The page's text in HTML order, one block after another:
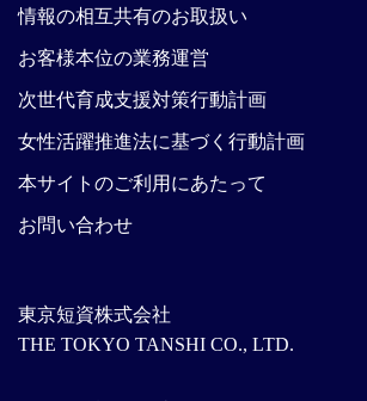
東京短資株式会社
THE TOKYO TANSHI CO., LTD.
情報の相互共有のお取扱い
お客様本位の業務運営
次世代育成支援対策行動計画
女性活躍推進法に基づく行動計画
本サイトのご利用にあたって
お問い合わせ